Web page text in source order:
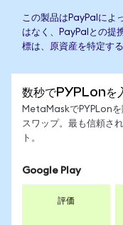
この製品はPayPalによ
はなく、PayPalとの提
標は、原資産を特定す
数秒でPYPLonを
MetaMaskでPYPLonを
スワップ。最も信頼さ
ト。
Google Play
評価